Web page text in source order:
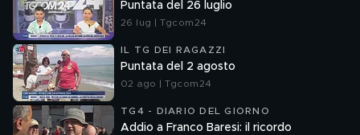
Puntata del 26 luglio
26 lug | Tgcom24
IL TG DEI RAGAZZI
Puntata del 2 agosto
02 ago | Tgcom24
TG4 - DIARIO DEL GIORNO
Addio a Franco Baresi: il ricordo